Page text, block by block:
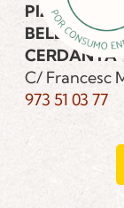
PIZZA STICK
BELLVER DE
CERDANYA
C/ Francesc
973 51 03 77